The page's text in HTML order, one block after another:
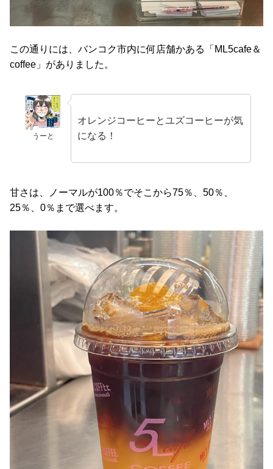
この通りには、バンコク市内に何店舗かある「ML5cafe＆
coffee」がありました。
うーと
オレンジコーヒーとユズコーヒーが気
になる！
甘さは、ノーマルが100％でそこから75％、50％、
25％、0％まで選べます。